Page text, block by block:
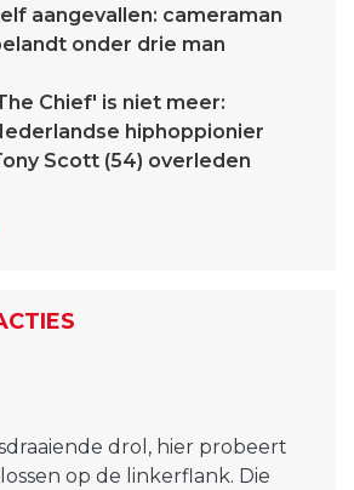
aangevallen: cameraman
onder drie man
Chief' is niet meer:
hiphoppionier
Scott (54) overleden
drol, hier probeert
op de linkerflank. Die